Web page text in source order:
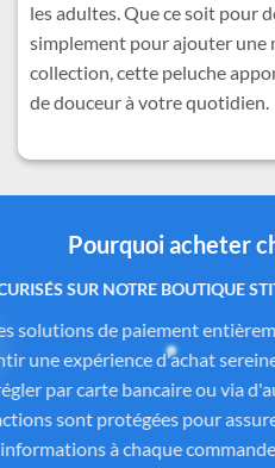
les adultes. Que ce soit pour
simplement pour ajouter une
collection, cette peluche
de douceur à votre quotidien.
Pourquoi acheter
Des produits
officiel
Tous les articles proposés
soigneusement
partenaires proposant des
de l’universofficiel de